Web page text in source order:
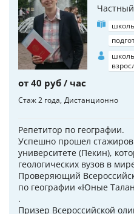
от 40 руб / час
Стаж 2 года Дистанционно
Репетитор по географии.
Успешно прошел
университете (Пекин),
геологических вузов в
Проверяющий
по географии «Юные
.
Призер Всероссийской